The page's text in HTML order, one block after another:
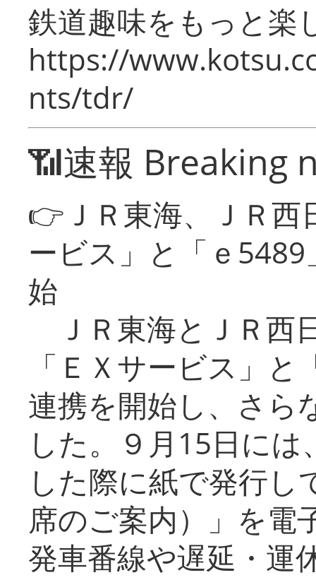
鉄道趣味をもっと楽
https://
nts/tdr/
📶速報 Breaking
👉ＪＲ東海、ＪＲ
ービス」と「ｅ
始
ＪＲ東海とＪＲ西
「ＥＸサービス」
連携を開始し、さら
した。９月15日に
した際に紙で発行し
席のご案内）」を電
発車番線や遅延・運